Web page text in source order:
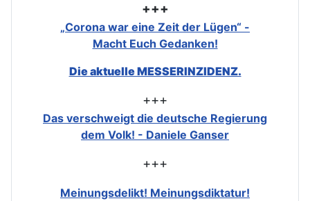
+++
„Corona war eine Zeit der Lügen“ -
Macht Euch Gedanken!
Die aktuelle MESSERINZIDENZ.
+++
Das verschweigt die deutsche Regierung
dem Volk! - Daniele Ganser
+++
Meinungsdelikt! Meinungsdiktatur!